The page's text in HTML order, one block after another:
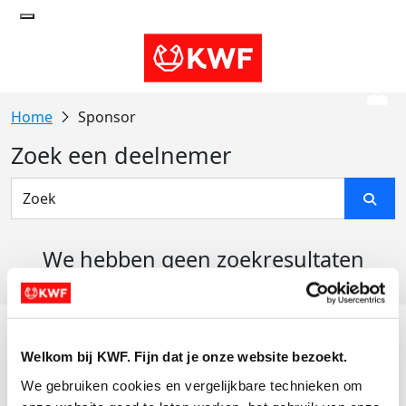
Welkom bij KWF. Fijn dat je onze website bezoekt.
We gebruiken cookies en vergelijkbare technieken om
Sponsor
Zoek een deelnemer
We hebben geen zoekresultaten
Actiematerialen
Evenementen